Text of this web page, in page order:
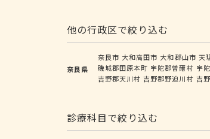
他の行政区で絞り込む
奈良県
奈良市 大和高田市 大和郡山市 天
磯城郡田原本町 宇陀郡曽爾村 宇
吉野郡天川村 吉野郡野迫川村 吉
診療科目で絞り込む